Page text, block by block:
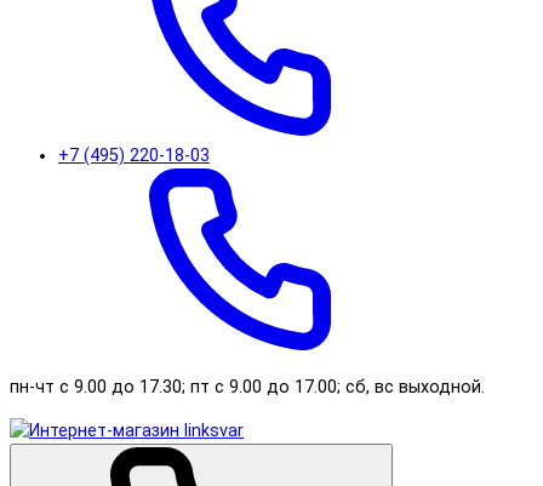
+7 (495) 220-18-03
пн-чт с 9.00 до 17.30; пт с 9.00 до 17.00; сб, вс выходной.